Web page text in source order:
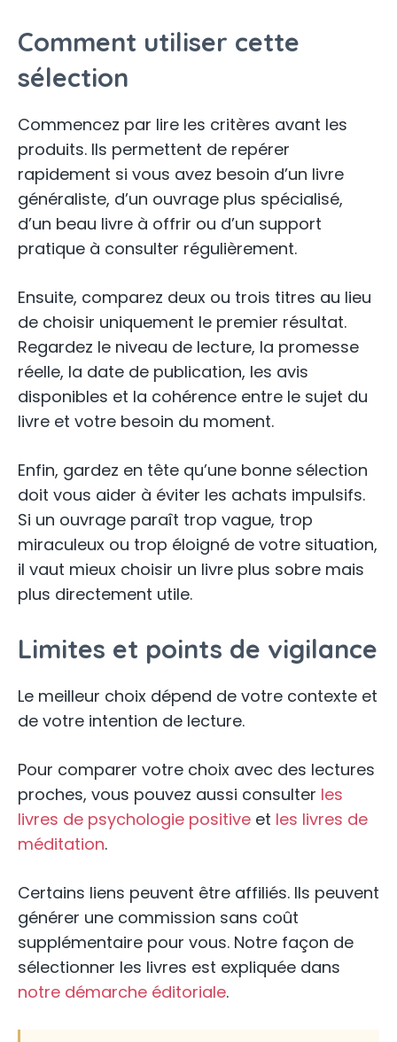
Comment utiliser cette
sélection
Commencez par lire les critères avant les
produits. Ils permettent de repérer
rapidement si vous avez besoin d’un livre
généraliste, d’un ouvrage plus spécialisé,
d’un beau livre à offrir ou d’un support
pratique à consulter régulièrement.
Ensuite, comparez deux ou trois titres au lieu
de choisir uniquement le premier résultat.
Regardez le niveau de lecture, la promesse
réelle, la date de publication, les avis
disponibles et la cohérence entre le sujet du
livre et votre besoin du moment.
Enfin, gardez en tête qu’une bonne sélection
doit vous aider à éviter les achats impulsifs.
Si un ouvrage paraît trop vague, trop
miraculeux ou trop éloigné de votre situation,
il vaut mieux choisir un livre plus sobre mais
plus directement utile.
Limites et points de vigilance
Le meilleur choix dépend de votre contexte et
de votre intention de lecture.
Pour comparer votre choix avec des lectures
proches, vous pouvez aussi consulter les
livres de psychologie positive et les livres de
méditation.
Certains liens peuvent être affiliés. Ils peuvent
générer une commission sans coût
supplémentaire pour vous. Notre façon de
sélectionner les livres est expliquée dans
notre démarche éditoriale.